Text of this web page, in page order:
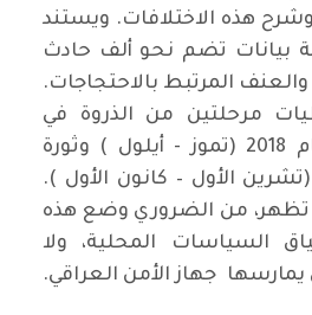
هذه الاختلافات. ويستند
بيانات تضم نحو ألف حادث
المرتبط بالاحتجاجات.
مرحلتين من الذروة في
التعبئة، صيف العام 2018 (تموز - أيلول ) وثورة
تشرين العام 2019 (تشرين الأول – كانون الأول ).
تظهر، من الضروري وضع هذه
السياسات المحلية، ولا
جهاز الأمن العراقي.